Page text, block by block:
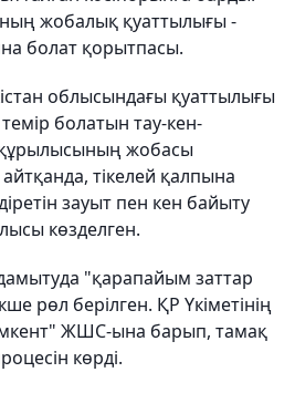
жобалық қуаттылығы -
болат қорытпасы.
облысындағы қуаттылығы
болатын тау-кен-
жобасы
тікелей қалпына
зауыт пен кен байыту
көзделген.
"қарапайым заттар
рөл берілген. ҚР Үкіметінің
ЖШС-ына барып, тамақ
көрді.